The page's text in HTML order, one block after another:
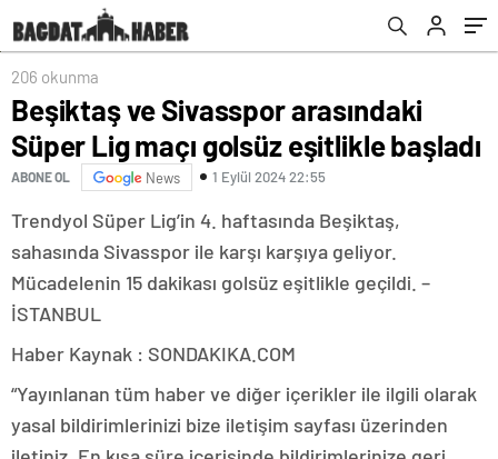
206 okunma
Beşiktaş ve Sivasspor arasındaki
Süper Lig maçı golsüz eşitlikle başladı
ABONE OL News 1 Eylül 2024 22:55
Trendyol Süper Lig’in 4. haftasında Beşiktaş,
sahasında Sivasspor ile karşı karşıya geliyor.
Mücadelenin 15 dakikası golsüz eşitlikle geçildi. –
İSTANBUL
Haber Kaynak : SONDAKIKA.COM
“Yayınlanan tüm haber ve diğer içerikler ile ilgili olarak
yasal bildirimlerinizi bize iletişim sayfası üzerinden